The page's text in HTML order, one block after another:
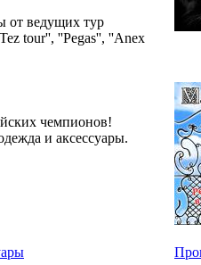
от ведущих тур
tour'', ''Pegas'', ''Anex
чемпионов!
и аксессуары.